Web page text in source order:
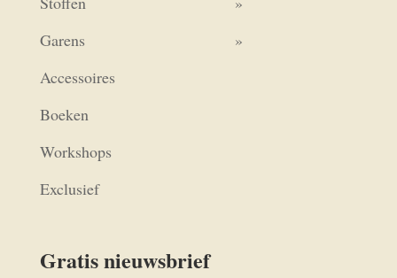
Garens
Accessoires
Boeken
Workshops
Exclusief
Gratis nieuwsbrief